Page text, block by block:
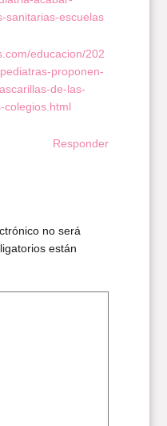
sanitarias-escuelas
educacion/202
proponen-
de-las-
colegios.html
Responder
no será
están